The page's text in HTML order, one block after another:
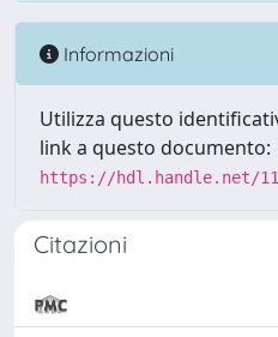
Informazioni
Utilizza questo
link a questo documento:
https://hdl.handle.net/
Citazioni